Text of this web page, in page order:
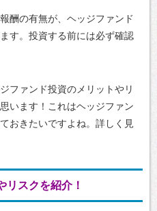
酬の有無が、ヘッジファンド
す。投資する前には必ず確認
ファンド投資のメリットやリ
います！これはヘッジファン
おきたいですよね。詳しく見
リスクを紹介！